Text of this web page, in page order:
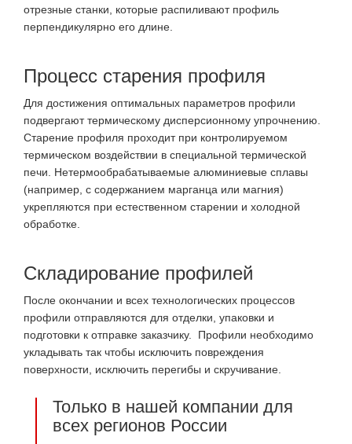
отрезные станки, которые распиливают профиль
перпендикулярно его длине.
Процесс старения профиля
Для достижения оптимальных параметров профили
подвергают термическому дисперсионному упрочнению.
Старение профиля проходит при контролируемом
термическом воздействии в специальной термической
печи. Нетермообрабатываемые алюминиевые сплавы
(например, с содержанием марганца или магния)
укрепляются при естественном старении и холодной
обработке.
Складирование профилей
После окончании и всех технологических процессов
профили отправляются для отделки, упаковки и
подготовки к отправке заказчику. Профили необходимо
укладывать так чтобы исключить повреждения
поверхности, исключить перегибы и скручивание.
Только в нашей компании для
всех регионов России